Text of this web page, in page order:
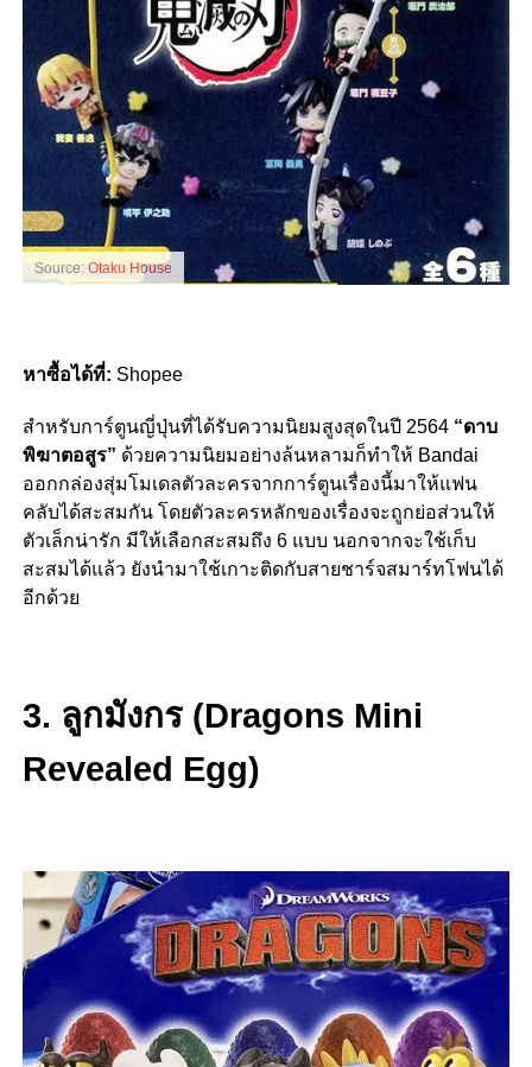
Source:Otaku House
หาซื้อได้ที่: Shopee
สำหรับการ์ตูนญี่ปุ่นที่ได้รับความนิยมสูงสุดในปี 2564 “ดาบ
พิฆาตอสูร” ด้วยความนิยมอย่างล้นหลามก็ทำให้ Bandai
ออกกล่องสุ่มโมเดลตัวละครจากการ์ตูนเรื่องนี้มาให้แฟน
คลับได้สะสมกัน โดยตัวละครหลักของเรื่องจะถูกย่อส่วนให้
ตัวเล็กน่ารัก มีให้เลือกสะสมถึง 6 แบบ นอกจากจะใช้เก็บ
สะสมได้แล้ว ยังนำมาใช้เกาะติดกับสายชาร์จสมาร์ทโฟนได้
อีกด้วย
3. ลูกมังกร (Dragons Mini
Revealed Egg)